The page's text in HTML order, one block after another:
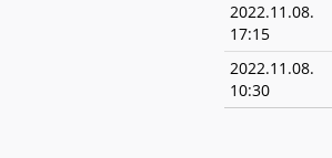
2022.11.08.
17:15
2022.11.08.
10:30